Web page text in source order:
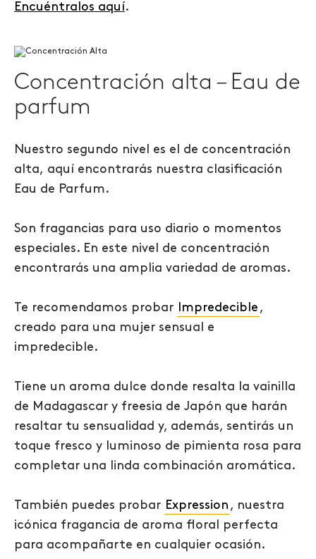
Encuéntralos aquí.
Concentración alta – Eau de
parfum
Nuestro segundo nivel es el de concentración
alta, aquí encontrarás nuestra clasificación
Eau de Parfum.
Son fragancias para uso diario o momentos
especiales. En este nivel de concentración
encontrarás una amplia variedad de aromas.
Te recomendamos probar Impredecible ,
creado para una mujer sensual e
impredecible.
Tiene un aroma dulce donde resalta la vainilla
de Madagascar y freesia de Japón que harán
resaltar tu sensualidad y, además, sentirás un
toque fresco y luminoso de pimienta rosa para
completar una linda combinación aromática.
También puedes probar Expression , nuestra
icónica fragancia de aroma floral perfecta
para acompañarte en cualquier ocasión.